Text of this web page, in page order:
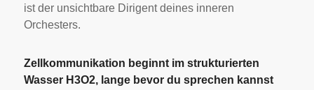
ist der unsichtbare Dirigent deines inneren
Orchesters.
Zellkommunikation beginnt im strukturierten
Wasser H3O2, lange bevor du sprechen kannst